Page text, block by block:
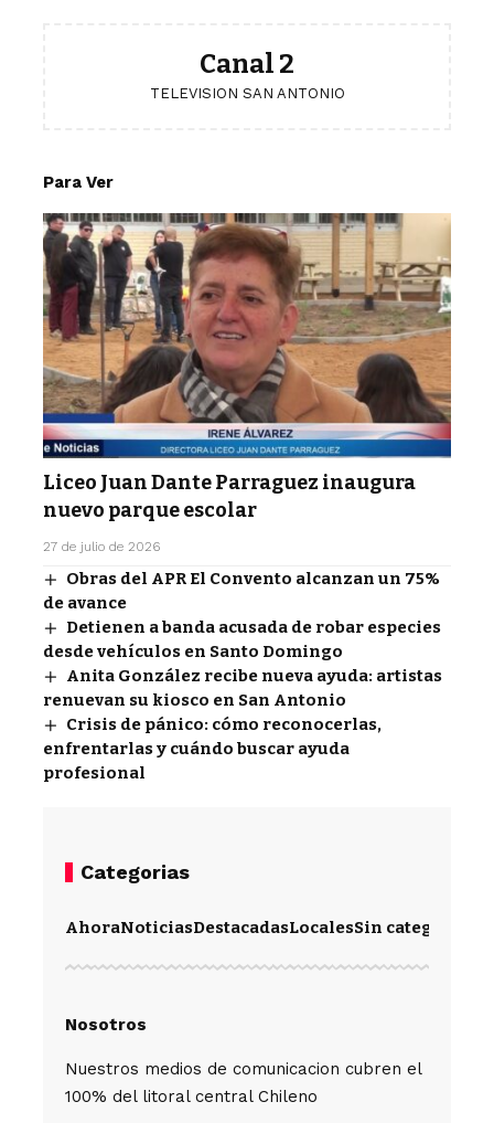
Canal 2
TELEVISION SAN ANTONIO
Para Ver
Liceo Juan Dante Parraguez inaugura
nuevo parque escolar
27 de julio de 2026
Obras del APR El Convento alcanzan un 75%
de avance
Detienen a banda acusada de robar especies
desde vehículos en Santo Domingo
Anita González recibe nueva ayuda: artistas
renuevan su kiosco en San Antonio
Crisis de pánico: cómo reconocerlas,
enfrentarlas y cuándo buscar ayuda
profesional
Categorias
AhoraNoticiasDestacadasLocalesSin categoría
Nosotros
Nuestros medios de comunicacion cubren el
100% del litoral central Chileno